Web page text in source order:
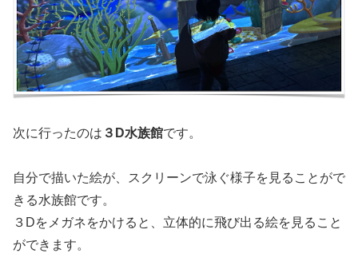
次に行ったのは ３D水族館です。
自分で描いた絵が、スクリーンで泳ぐ様子を見ることがで
きる水族館です。
３Dをメガネをかけると、立体的に飛び出る絵を見ること
ができます。